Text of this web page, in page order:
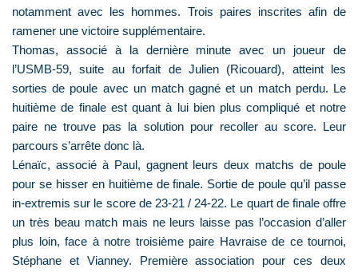
notamment avec les hommes. Trois paires inscrites afin de
ramener une victoire supplémentaire.
Thomas, associé à la dernière minute avec un joueur de
l’USMB-59, suite au forfait de Julien (Ricouard), atteint les
sorties de poule avec un match gagné et un match perdu. Le
huitième de finale est quant à lui bien plus compliqué et notre
paire ne trouve pas la solution pour recoller au score. Leur
parcours s’arrête donc là.
Lénaïc, associé à Paul, gagnent leurs deux matchs de poule
pour se hisser en huitième de finale. Sortie de poule qu’il passe
in-extremis sur le score de 23-21 / 24-22. Le quart de finale offre
un très beau match mais ne leurs laisse pas l’occasion d’aller
plus loin, face à notre troisième paire Havraise de ce tournoi,
Stéphane et Vianney. Première association pour ces deux